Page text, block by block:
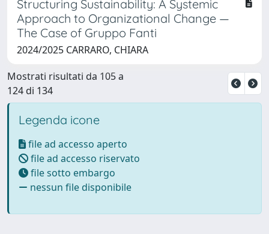
Structuring Sustainability: A Systemic
Approach to Organizational Change —
The Case of Gruppo Fanti
2024/2025 CARRARO, CHIARA
Mostrati risultati da 105 a
124 di 134
Legenda icone
file ad accesso aperto
file ad accesso riservato
file sotto embargo
nessun file disponibile